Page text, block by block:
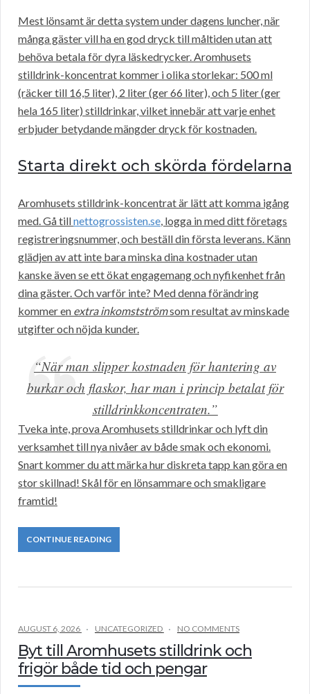
Mest lönsamt är detta system under dagens luncher, när
många gäster vill ha en god dryck till måltiden utan att
behöva betala för dyra läskedrycker. Aromhusets
stilldrink-koncentrat kommer i olika storlekar: 500 ml
(räcker till 16,5 liter), 2 liter (ger 66 liter), och 5 liter (ger
hela 165 liter) stilldrinkar, vilket innebär att varje enhet
erbjuder betydande mängder dryck för kostnaden.
Starta direkt och skörda fördelarna
Aromhusets stilldrink-koncentrat är lätt att komma igång
med. Gå tillnettogrossisten.se, logga in med ditt företags
registreringsnummer, och beställ din första leverans. Känn
glädjen av att inte bara minska dina kostnader utan
kanske även se ett ökat engagemang och nyfikenhet från
dina gäster. Och varför inte? Med denna förändring
kommer en extra inkomstströmsom resultat av minskade
utgifter och nöjda kunder.
“När man slipper kostnaden för hantering av
burkar och flaskor, har man i princip betalat för
stilldrinkkoncentraten.”
Tveka inte, prova Aromhusets stilldrinkar och lyft din
verksamhet till nya nivåer av både smak och ekonomi.
Snart kommer du att märka hur diskreta tapp kan göra en
stor skillnad! Skål för en lönsammare och smakligare
framtid!
CONTINUE READING
AUGUST 6, 2026 UNCATEGORIZED NO COMMENTS
Byt till Aromhusets stilldrink och
frigör både tid och pengar